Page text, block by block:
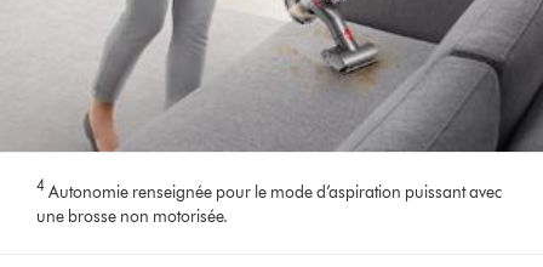
4 Autonomie renseignée pour le mode d’aspiration puissant avec
une brosse non motorisée.